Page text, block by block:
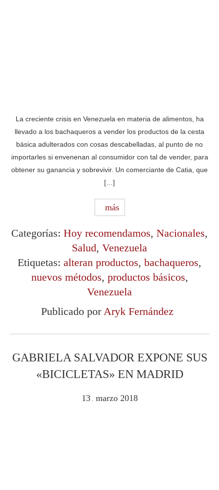
La creciente crisis en Venezuela en materia de alimentos, ha
llevado a los bachaqueros a vender los productos de la cesta
básica adulterados con cosas descabelladas, al punto de no
importarles si envenenan al consumidor con tal de vender, para
obtener su ganancia y sobrevivir. Un comerciante de Catia, que
[…]
más
Categorías: Hoy recomendamos, Nacionales,
Salud, Venezuela
Etiquetas: alteran productos, bachaqueros,
nuevos métodos, productos básicos,
Venezuela
Publicado por Aryk Fernández
GABRIELA SALVADOR EXPONE SUS
«BICICLETAS» EN MADRID
13 marzo 2018